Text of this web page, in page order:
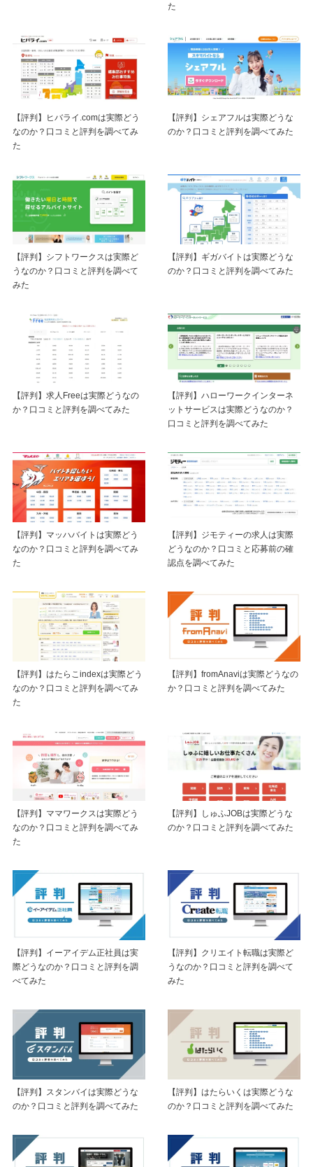
た
【評判】ヒバライ.comは実際どう
なのか？口コミと評判を調べてみ
た
【評判】シェアフルは実際どうな
のか？口コミと評判を調べてみた
【評判】シフトワークスは実際ど
うなのか？口コミと評判を調べて
みた
【評判】ギガバイトは実際どうな
のか？口コミと評判を調べてみた
【評判】求人Freeは実際どうなの
か？口コミと評判を調べてみた
【評判】ハローワークインターネ
ットサービスは実際どうなのか？
口コミと評判を調べてみた
【評判】マッハバイトは実際どう
なのか？口コミと評判を調べてみ
た
【評判】ジモティーの求人は実際
どうなのか？口コミと応募前の確
認点を調べてみた
【評判】はたらこindexは実際どう
なのか？口コミと評判を調べてみ
た
【評判】fromAnaviは実際どうなの
か？口コミと評判を調べてみた
【評判】ママワークスは実際どう
なのか？口コミと評判を調べてみ
た
【評判】しゅふJOBは実際どうな
のか？口コミと評判を調べてみた
【評判】イーアイデム正社員は実
際どうなのか？口コミと評判を調
べてみた
【評判】クリエイト転職は実際ど
うなのか？口コミと評判を調べて
みた
【評判】スタンバイは実際どうな
のか？口コミと評判を調べてみた
【評判】はたらいくは実際どうな
のか？口コミと評判を調べてみた